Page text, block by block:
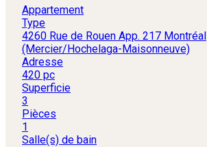
Appartement
Type
4260 Rue de Rouen App. 217 Montréal
(Mercier/Hochelaga-Maisonneuve)
Adresse
420 pc
Superficie
3
Pièces
1
Salle(s) de bain